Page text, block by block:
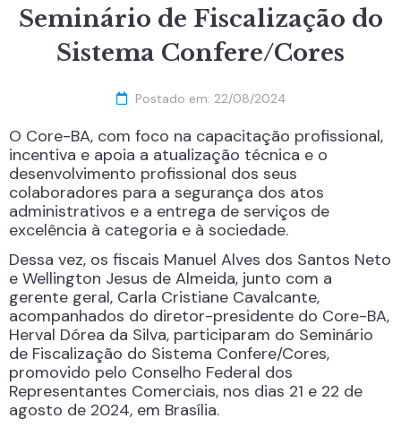
Seminário de Fiscalização do
Sistema Confere/Cores
Postado em: 22/08/2024
O Core-BA, com foco na capacitação profissional,
incentiva e apoia a atualização técnica e o
desenvolvimento profissional dos seus
colaboradores para a segurança dos atos
administrativos e a entrega de serviços de
excelência à categoria e à sociedade.
Dessa vez, os fiscais Manuel Alves dos Santos Neto
e Wellington Jesus de Almeida, junto com a
gerente geral, Carla Cristiane Cavalcante,
acompanhados do diretor-presidente do Core-BA,
Herval Dórea da Silva, participaram do Seminário
de Fiscalização do Sistema Confere/Cores,
promovido pelo Conselho Federal dos
Representantes Comerciais, nos dias 21 e 22 de
agosto de 2024, em Brasília.